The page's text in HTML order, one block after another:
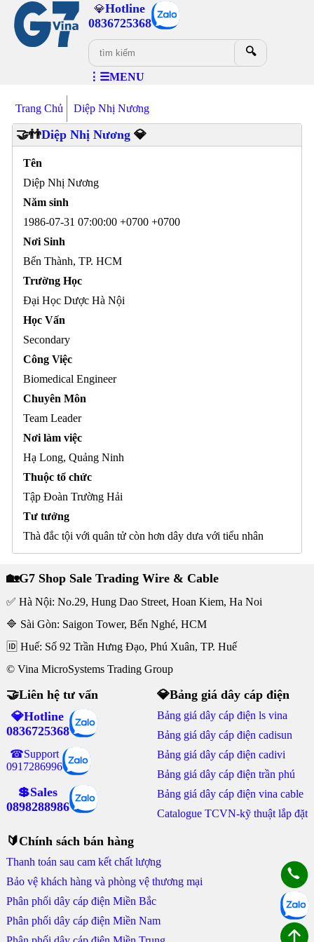
💎Hotline
0836725368
🔍
⋮☰MENU
Trang Chủ Diệp Nhị Nương
🤝👬Diệp Nhị Nương💎
Tên
Diệp Nhị Nương
Năm sinh
1986-07-31 07:00:00 +0700 +0700
Nơi Sinh
Bến Thành, TP. HCM
Trường Học
Đại Học Dược Hà Nội
Học Vấn
Secondary
Công Việc
Biomedical Engineer
Chuyên Môn
Team Leader
Nơi làm việc
Hạ Long, Quảng Ninh
Thuộc tổ chức
Tập Đoàn Trường Hải
Tư tưởng
Thà đắc tội với quân tử còn hơn dây dưa với tiểu nhân
🏡G7 Shop Sale Trading Wire & Cable
✅ Hà Nội: No.29, Hung Dao Street, Hoan Kiem, Ha Noi
🔷 Sài Gòn: Saigon Tower, Bến Nghé, HCM
🆔 Huế: Số 92 Trần Hưng Đạo, Phú Xuân, TP. Huế
© Vina MicroSystems Trading Group
🤝Liên hệ tư vấn
💎Hotline
0836725368
☎Support
0917286996
💲Sales
0898288986
💎Bảng giá dây cáp điện
Bảng giá dây cáp điện ls vina
Bảng giá dây cáp điện cadisun
Bảng giá dây cáp điện cadivi
Bảng giá dây cáp điện trần phú
Bảng giá dây cáp điện vina cable
Catalogue TCVN-kỹ thuật lắp đặt
🔰Chính sách bán hàng
Thanh toán sau cam kết chất lượng
Bảo vệ khách hàng và phòng vệ thương mại
Phân phối dây cáp điện Miền Bắc
Phân phối dây cáp điện Miền Nam